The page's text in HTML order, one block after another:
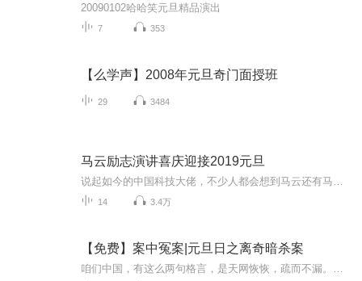
20090102哈哈笑元旦精品演出
7 353
【么学声】2008年元旦奇门面授班
29 3484
马云励志演讲喜庆迎接2019元旦
14 3.4万
【免费】案中冤案|元旦日之离奇暗杀案